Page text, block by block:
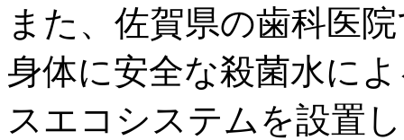
また、佐賀県の歯科医
身体に安全な殺菌水に
スエコシステムを設置